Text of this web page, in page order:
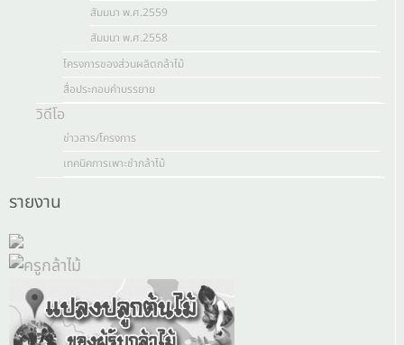
สัมมนา พ.ศ.2559
สัมมนา พ.ศ.2558
โครงการของส่วนผลิตกล้าไม้
สื่อประกอบคำบรรยาย
วิดีโอ
ข่าวสาร/โครงการ
เทคนิคการเพาะชำกล้าไม้
รายงาน